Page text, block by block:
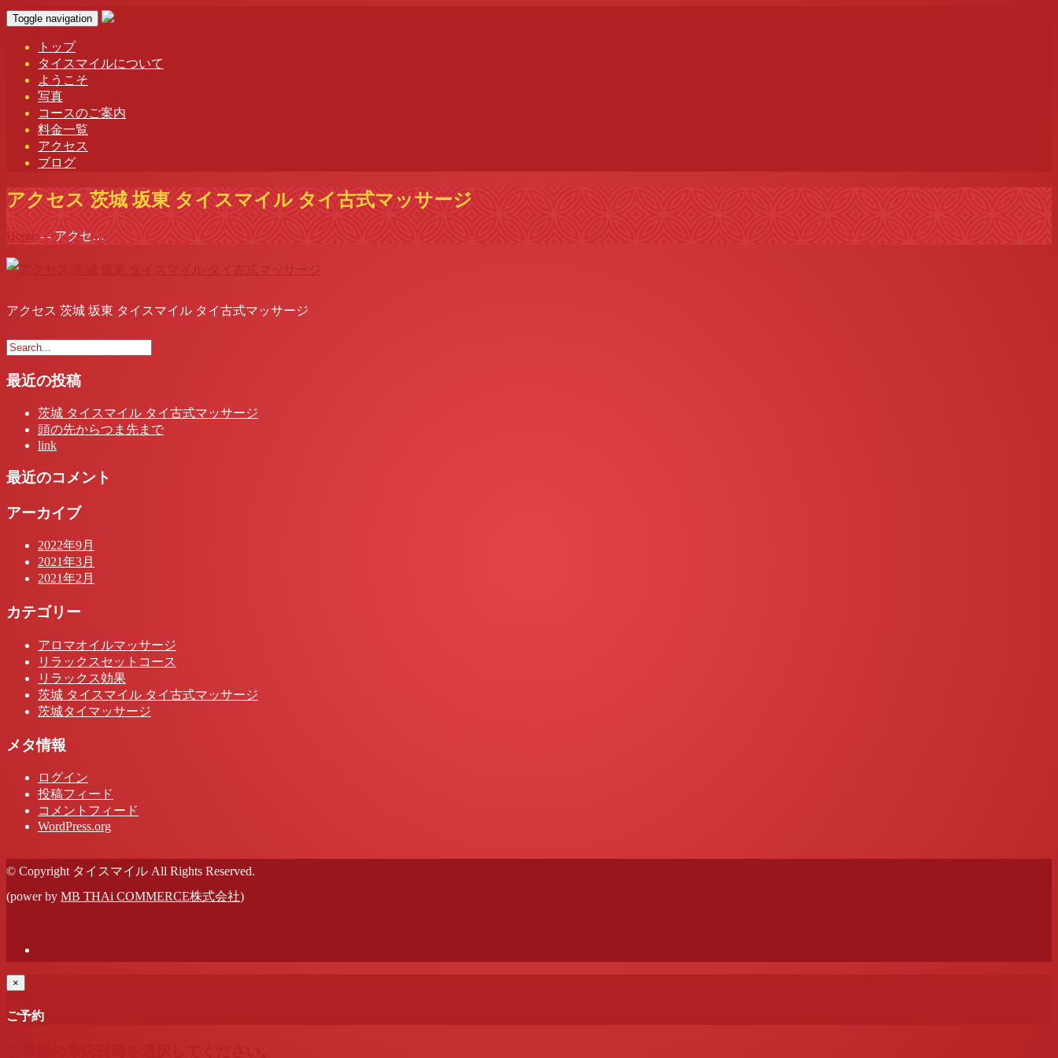
Toggle navigation
トップ
タイスマイルについて
ようこそ
写真
コースのご案内
料金一覧
アクセス
ブログ
アクセス 茨城 坂東 タイスマイル タイ古式マッサージ
Home - - アクセ…
アクセス 茨城 坂東 タイスマイル タイ古式マッサージ
最近の投稿
茨城 タイスマイル タイ古式マッサージ
頭の先からつま先まで
link
最近のコメント
アーカイブ
2022年9月
2021年3月
2021年2月
カテゴリー
アロマオイルマッサージ
リラックスセットコース
リラックス効果
茨城 タイスマイル タイ古式マッサージ
茨城タイマッサージ
メタ情報
ログイン
投稿フィード
コメントフィード
WordPress.org
© Copyright タイスマイル All Rights Reserved.
(power by MB THAi COMMERCE株式会社)
×
ご予約